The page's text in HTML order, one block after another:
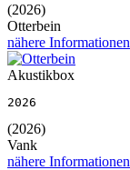
(2026)
Otterbein
nähere Informationen
Akustikbox
2026
(2026)
Vank
nähere Informationen